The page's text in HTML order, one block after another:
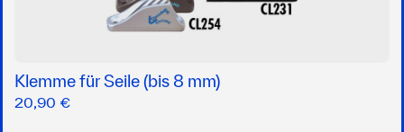
Klemme für Seile (bis 8 mm)
20,90 €